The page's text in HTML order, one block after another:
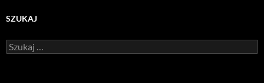
SZUKAJ
Szukaj: